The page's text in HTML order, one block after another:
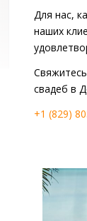
Для нас,
наших
свадеб в
+1 (829)